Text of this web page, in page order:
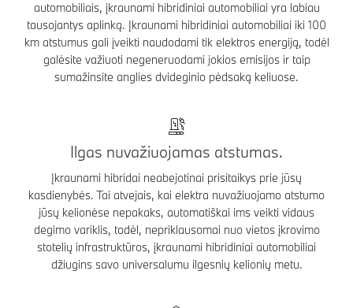
automobiliais, įkraunami hibridiniai automobiliai yra labiau
tausojantys aplinką. Įkraunami hibridiniai automobiliai iki 100
km atstumus gali įveikti naudodami tik elektros energiją, todėl
galėsite važiuoti negeneruodami jokios emisijos ir taip
sumažinsite anglies dvideginio pėdsaką keliuose.
Ilgas nuvažiuojamas atstumas.
Įkraunami hibridai neabejotinai prisitaikys prie jūsų
kasdienybės. Tai atvejais, kai elektra nuvažiuojamo atstumo
jūsų kelionėse nepakaks, automatiškai ims veikti vidaus
degimo variklis, todėl, nepriklausomai nuo vietos įkrovimo
stotelių infrastruktūros, įkraunami hibridiniai automobiliai
džiugins savo universalumu ilgesnių kelionių metu.